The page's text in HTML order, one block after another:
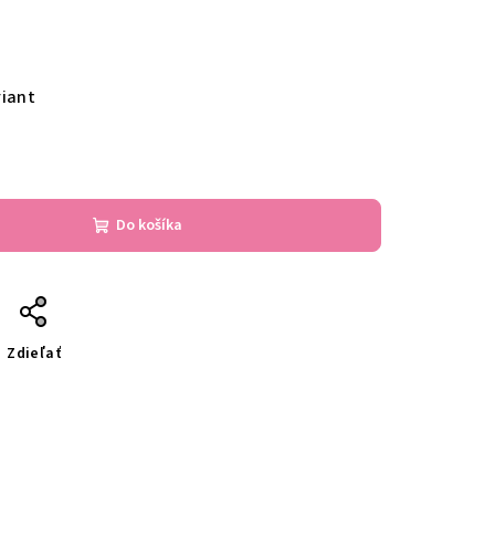
Do košíka
Zdieľať